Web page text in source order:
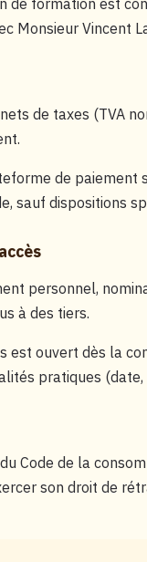
de formation est
Monsieur Vincent
de taxes (TVA
de paiement
sauf dispositions
personnel,
à des tiers.
est ouvert dès la
pratiques
Code de la
son droit de